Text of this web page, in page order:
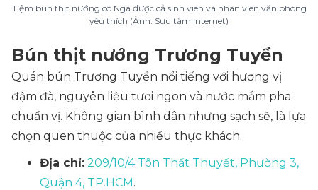
Tiệm bún thịt nướng cô Nga được cả sinh viên và nhân viên văn phòng
yêu thích (Ảnh: Sưu tầm Internet)
Bún thịt nướng Trương Tuyền
Quán bún Trương Tuyền nổi tiếng với hương vị
đậm đà, nguyên liệu tươi ngon và nước mắm pha
chuẩn vị. Không gian bình dân nhưng sạch sẽ, là lựa
chọn quen thuộc của nhiều thực khách.
Địa chỉ: 209/10/4 Tôn Thất Thuyết, Phường 3,
Quận 4, TP.HCM.